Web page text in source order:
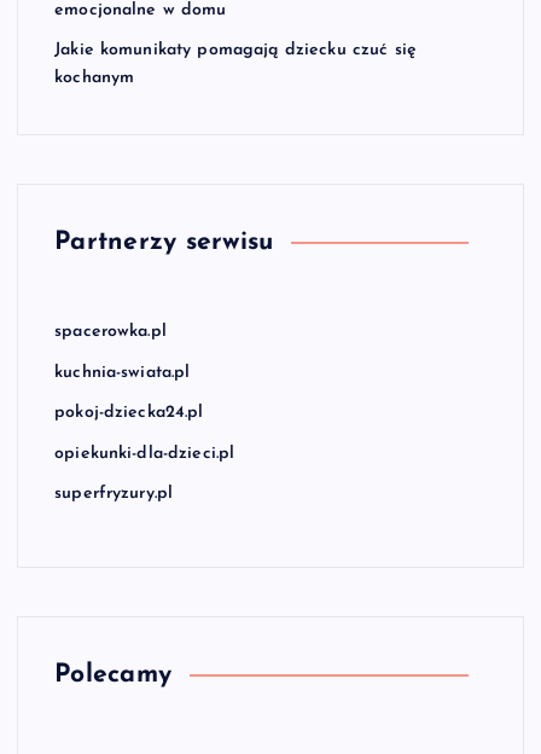
emocjonalne w domu
Jakie komunikaty pomagają dziecku czuć się
kochanym
Partnerzy serwisu
spacerowka.pl
kuchnia-swiata.pl
pokoj-dziecka24.pl
opiekunki-dla-dzieci.pl
superfryzury.pl
Polecamy